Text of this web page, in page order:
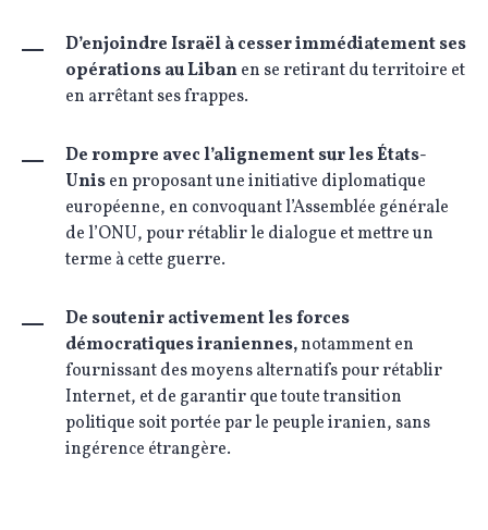
D’enjoindre Israël à cesser immédiatement ses
opérations au Libanen se retirant du territoire et
en arrêtant ses frappes.
De rompre avec l’alignement sur les États-
Unisen proposant une initiative diplomatique
européenne, en convoquant l’Assemblée générale
de l’ONU, pour rétablir le dialogue et mettre un
terme à cette guerre.
De soutenir activement les forces
démocratiques iraniennes,notamment en
fournissant des moyens alternatifs pour rétablir
Internet, et de garantir que toute transition
politique soit portée par le peuple iranien, sans
ingérence étrangère.